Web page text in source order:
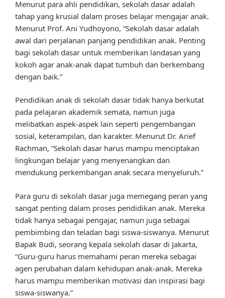
Menurut para ahli pendidikan, sekolah dasar adalah
tahap yang krusial dalam proses belajar mengajar anak.
Menurut Prof. Ani Yudhoyono, “Sekolah dasar adalah
awal dari perjalanan panjang pendidikan anak. Penting
bagi sekolah dasar untuk memberikan landasan yang
kokoh agar anak-anak dapat tumbuh dan berkembang
dengan baik.”
Pendidikan anak di sekolah dasar tidak hanya berkutat
pada pelajaran akademik semata, namun juga
melibatkan aspek-aspek lain seperti pengembangan
sosial, keterampilan, dan karakter. Menurut Dr. Arief
Rachman, “Sekolah dasar harus mampu menciptakan
lingkungan belajar yang menyenangkan dan
mendukung perkembangan anak secara menyeluruh.”
Para guru di sekolah dasar juga memegang peran yang
sangat penting dalam proses pendidikan anak. Mereka
tidak hanya sebagai pengajar, namun juga sebagai
pembimbing dan teladan bagi siswa-siswanya. Menurut
Bapak Budi, seorang kepala sekolah dasar di Jakarta,
“Guru-guru harus memahami peran mereka sebagai
agen perubahan dalam kehidupan anak-anak. Mereka
harus mampu memberikan motivasi dan inspirasi bagi
siswa-siswanya.”